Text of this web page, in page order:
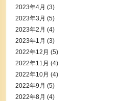
2023年4月 (3)
2023年3月 (5)
2023年2月 (4)
2023年1月 (3)
2022年12月 (5)
2022年11月 (4)
2022年10月 (4)
2022年9月 (5)
2022年8月 (4)